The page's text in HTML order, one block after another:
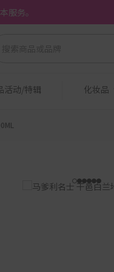
服务。
活动/特辑 化妆品
123456